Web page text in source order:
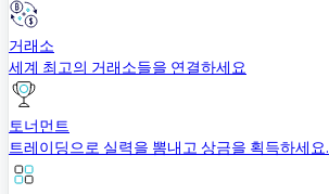
거래소
세계 최고의 거래소들을 연결하세요
토너먼트
트레이딩으로 실력을 뽐내고 상금을 획득하세요.